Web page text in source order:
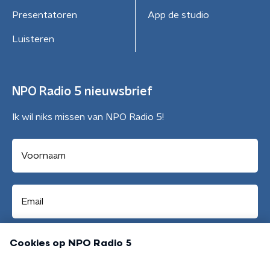
Presentatoren
Luisteren
App de studio
NPO Radio 5 nieuwsbrief
Ik wil niks missen van NPO Radio 5!
Aanmelden